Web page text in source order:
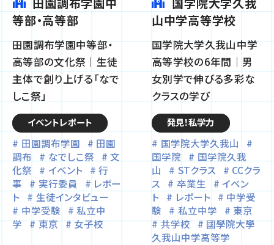
等部・高等部
田園調布学園中等部・
高等部の文化祭｜生徒
主体で創り上げる「なで
しこ祭」
イベントレポート
田園調布学園
田園
調布
なでしこ祭
文
化祭
イベント
行
事
実行委員
レポー
ト
生徒インタビュー
中学受験
私立中
学
東京 女子校
山中学高等学校
国学院大学久我山中学
高等学校の6年間｜男
女別学で伸びる多彩な
クラスの学び
発見！私学力
国学院大学久我山
国学院
国学院久我
山
STクラス
CCクラ
ス
卒業生
イベン
ト
レポート
中学受
験
私立中学
東京
共学校
國學院大學
久我山中学高等学